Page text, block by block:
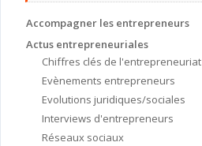
Accompagner les entrepreneurs
Actus entrepreneuriales
Chiffres clés de l'entrepreneuriat
Evènements entrepreneurs
Evolutions juridiques/sociales
Interviews d'entrepreneurs
Réseaux sociaux